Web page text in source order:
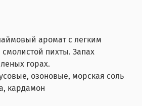
аромат с легким
пихты. Запах
горах.
озоновые, морская соль
кардамон